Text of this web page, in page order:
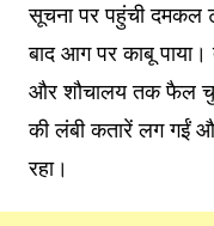
सूचना पर पहुंची दमकल
बाद आग पर काबू
और शौचालय तक फैल
की लंबी कतारें लग गईं
रहा।